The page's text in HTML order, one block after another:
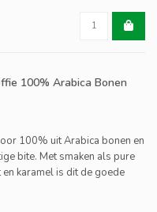
100% Arabica Bonen
100% uit Arabica bonen en
bite. Met smaken als pure
karamel is dit de goede
en cappuccino en
bij het dessert.